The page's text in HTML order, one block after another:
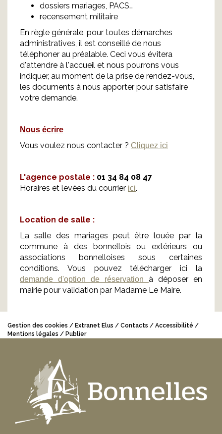
dossiers mariages, PACS…
recensement militaire
En règle générale, pour toutes démarches
administratives, il est conseillé de nous
téléphoner au préalable. Ceci vous évitera
d'attendre à l'accueil et nous pourrons vous
indiquer, au moment de la prise de rendez-vous,
les documents à nous apporter pour satisfaire
votre demande.
Nous écrire
Vous voulez nous contacter ? Cliquez ici
L'agence postale : 01 34 84 08 47
Horaires et levées du courrier ici.
Location de salle :
La salle des mariages peut être louée par la
commune à des bonnellois ou extérieurs ou
associations bonnelloises sous certaines
conditions. Vous pouvez télécharger ici la
demande d'option de réservation
à déposer en
mairie pour validation par Madame Le Maire.
Gestion des cookies Extranet Elus Contacts
Accessibilité
Mentions légales
Publier